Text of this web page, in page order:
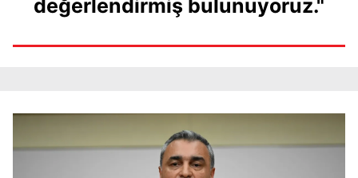
değerlendirmiş bulunuyoruz."